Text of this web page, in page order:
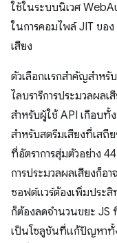
ใช้ในระบบนิเวศ
ในการคอมไพล์ JIT ของ
เสียง
ตัวเลือกแรกสำคัญสำห
ไลบรารีการประมวลผล
สำหรับผู้ใช้ API เกือบทั้
สำหรับสตรีมเสียงที่เสถี
ที่อัตราการสุ่มตัวอย่าง
การประมวลผลเสียงก็อ
ซอฟต์แวร์ต้องเพิ่มประสิ
ก็ต้องลดจำนวนขยะ JS
เป็นโซลูชันที่แก้ปัญหาทั้